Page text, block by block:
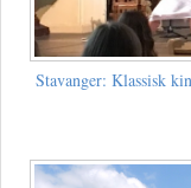
Stavanger: Klassisk